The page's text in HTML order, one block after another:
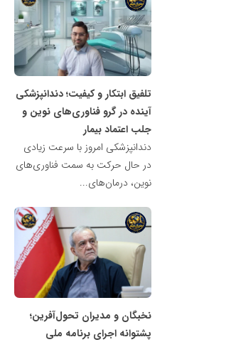
تلفیق ابتکار و کیفیت؛ دندانپزشکی
آینده در گرو فناوری‌های نوین و
جلب اعتماد بیمار
دندانپزشکی امروز با سرعت زیادی
در حال حرکت به سمت فناوری‌های
نوین، درمان‌های...
شبکه
خبری
مدیران
نابغه
نخبگان و مدیران تحول‌آفرین؛
پشتوانه اجرای برنامه ملی
شبکه
خبری
مدیران
نابغه